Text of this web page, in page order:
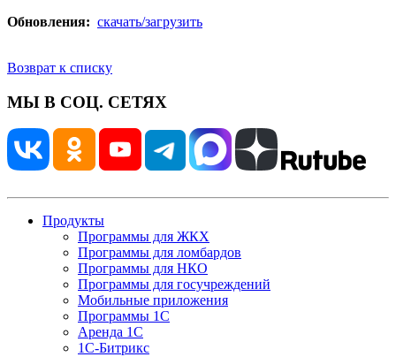
Обновления: скачать/загрузить
Возврат к списку
МЫ В СОЦ. СЕТЯХ
Продукты
Программы для ЖКХ
Программы для ломбардов
Программы для НКО
Программы для госучреждений
Мобильные приложения
Программы 1С
Аренда 1С
1С-Битрикс